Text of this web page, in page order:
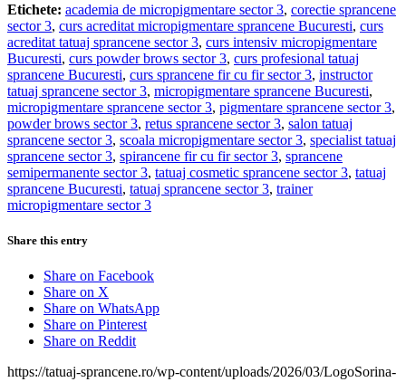
Etichete: academia de micropigmentare sector 3, corectie sprancene
sector 3, curs acreditat micropigmentare sprancene Bucuresti, curs
acreditat tatuaj sprancene sector 3, curs intensiv micropigmentare
Bucuresti, curs powder brows sector 3, curs profesional tatuaj
sprancene Bucuresti, curs sprancene fir cu fir sector 3, instructor
tatuaj sprancene sector 3, micropigmentare sprancene Bucuresti,
micropigmentare sprancene sector 3, pigmentare sprancene sector 3,
powder brows sector 3, retus sprancene sector 3, salon tatuaj
sprancene sector 3, scoala micropigmentare sector 3, specialist tatuaj
sprancene sector 3, spirancene fir cu fir sector 3, sprancene
semipermanente sector 3, tatuaj cosmetic sprancene sector 3, tatuaj
sprancene Bucuresti, tatuaj sprancene sector 3, trainer
micropigmentare sector 3
Share this entry
Share on Facebook
Share on X
Share on WhatsApp
Share on Pinterest
Share on Reddit
https://tatuaj-sprancene.ro/wp-content/uploads/2026/03/LogoSorina-